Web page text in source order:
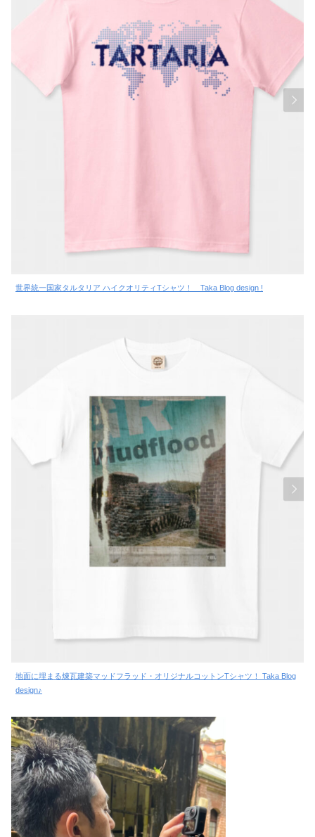
世界統一国家タルタリア ハイクオリティTシャツ！ Taka Blog design !
地面に埋まる煉瓦建築マッドフラッド・オリジナルコットンTシャツ！ Taka Blog
design♪